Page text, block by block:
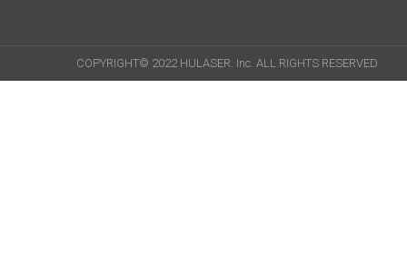
COPYRIGHT© 2022 HULASER. Inc. ALL RIGHTS RESERVED